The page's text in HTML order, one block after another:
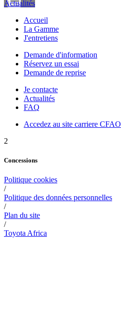
Actualités
Accueil
La Gamme
J'entretiens
Demande d'information
Réservez un essai
Demande de reprise
Je contacte
Actualités
FAQ
Accedez au site carriere CFAO
2
Concessions
Politique cookies
/
Politique des données personnelles
/
Plan du site
/
Toyota Africa